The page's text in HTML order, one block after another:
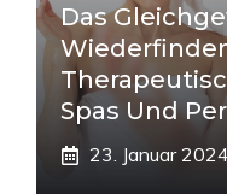
Das
Spas Und
23. Januar 2024